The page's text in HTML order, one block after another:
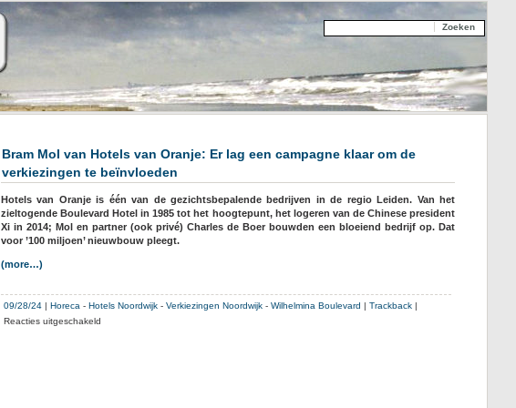
Bram Mol van Hotels van Oranje: Er lag een campagne klaar om de
verkiezingen te beïnvloeden
Hotels van Oranje is één van de gezichtsbepalende bedrijven in de regio Leiden. Van het
zieltogende Boulevard Hotel in 1985 tot het hoogtepunt, het logeren van de Chinese president
Xi in 2014; Mol en partner (ook privé) Charles de Boer bouwden een bloeiend bedrijf op. Dat
voor ’100 miljoen’ nieuwbouw pleegt.
(more…)
09/28/24 | Horeca - Hotels Noordwijk - Verkiezingen Noordwijk - Wilhelmina Boulevard | Trackback |
Reacties uitgeschakeld